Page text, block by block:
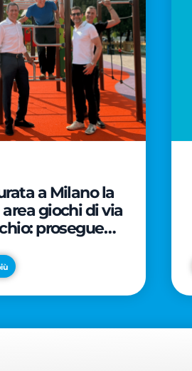
a Milano la
giochi di via
prosegue
per gli
del
8